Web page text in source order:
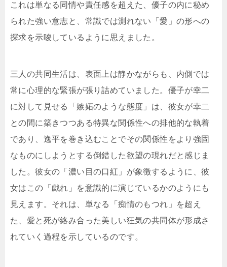
これは単なる同情や責任感を超えた、優子の内に秘め
られた強い意志と、常識では測れない「愛」の形への
探求を示唆しているように思えました。
三人の共同生活は、表面上は静かながらも、内側では
常に心理的な緊張が張り詰めていました。優子が幸二
に対して見せる「嫉妬のような態度」は、彼女が幸二
との間に築きつつある特異な関係性への排他的な執着
であり、逸平を巻き込むことでその関係性をより強固
なものにしようとする倒錯した欲望の現れだと感じま
した。彼女の「濃い目の口紅」が象徴するように、彼
女はこの「戯れ」を意識的に演じているかのようにも
見えます。それは、単なる「痴情のもつれ」を超え
た、愛と死が絡み合った美しい狂気の共同体が形成さ
れていく過程を示しているのです。